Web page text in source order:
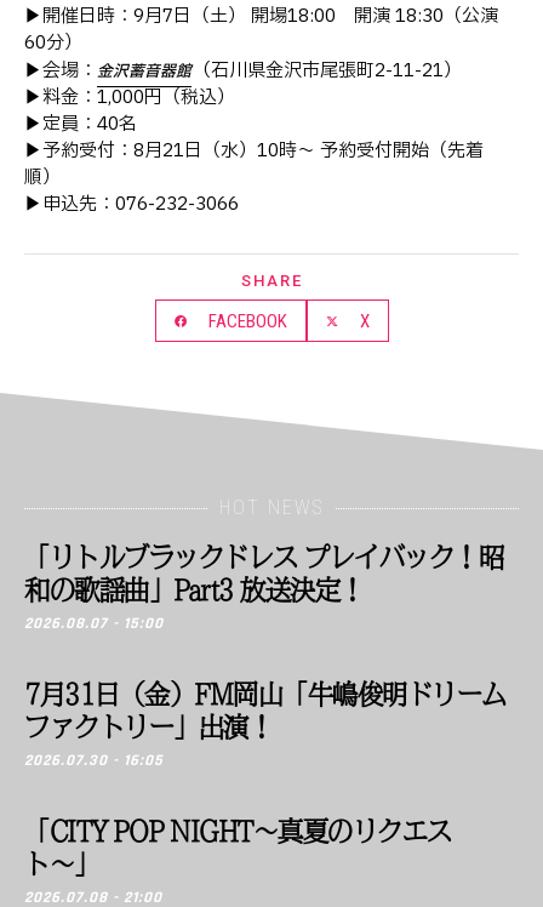
▶︎開催日時：9月7日（土） 開場18:00 開演 18:30（公演
60分）
▶︎会場： 金沢蓄音器館（石川県金沢市尾張町2-11-21）
▶︎料金：1,000円（税込）
▶︎定員：40名
▶︎予約受付：8月21日（水）10時〜 予約受付開始（先着
順）
▶︎申込先：076-232-3066
SHARE
FACEBOOK X
HOT NEWS
「リトルブラックドレス プレイバック！昭
和の歌謡曲」Part3 放送決定！
2026.08.07 - 15:00
7月31日（金）FM岡山「牛嶋俊明ドリーム
ファクトリー」出演！
2026.07.30 - 16:05
「CITY POP NIGHT〜真夏のリクエス
ト〜」
2026.07.08 - 21:00